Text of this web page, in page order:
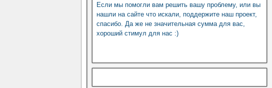
Если мы помогли вам решить вашу проблему, или вы
нашли на сайте что искали, поддержите наш проект,
спасибо. Да же не значительная сумма для вас,
хороший стимул для нас :)